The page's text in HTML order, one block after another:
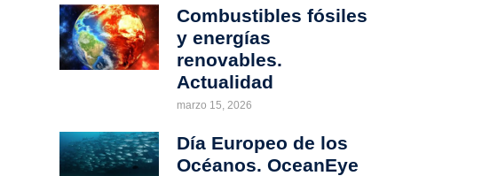
Combustibles fósiles
y energías
renovables.
Actualidad
marzo 15, 2026
Día Europeo de los
Océanos. OceanEye